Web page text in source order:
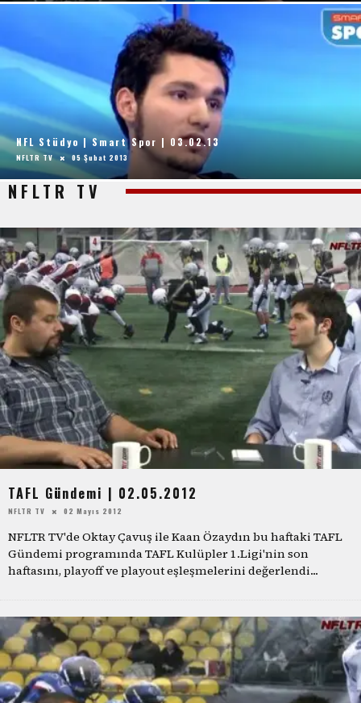
NFL Stüdyo | Smart Spor | 03.02.13
NFLTR TV 05 Şubat 2013
NFLTR TV
TAFL Gündemi | 02.05.2012
NFLTR TV 02 Mayıs 2012
NFLTR TV'de Oktay Çavuş ile Kaan Özaydın bu haftaki TAFL
Gündemi programında TAFL Kulüpler 1.Ligi'nin son
haftasını, playoff ve playout eşleşmelerini değerlendi...